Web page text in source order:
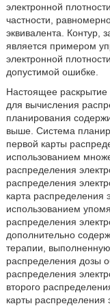
электронной
частности,
эквивалента. Контур,
является примером
электронной
допустимой ошибке.
Настоящее раскрытие
для вычисления
планирования
выше. Система
первой карты
использованием
распределения
распределения
карта распределения
использованием
распределения
дополнительно
терапии,
распределения дозы
распределения
второго
карты распределения